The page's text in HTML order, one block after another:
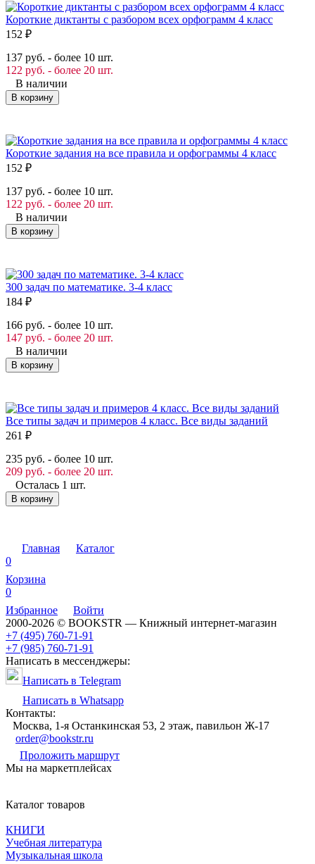
Короткие диктанты с разбором всех орфограмм 4 класс
152 ₽
137 руб. - более 10 шт.
122 руб. - более 20 шт.
В наличии
В корзину
Короткие задания на все правила и орфограммы 4 класс
152 ₽
137 руб. - более 10 шт.
122 руб. - более 20 шт.
В наличии
В корзину
300 задач по математике. 3-4 класс
184 ₽
166 руб. - более 10 шт.
147 руб. - более 20 шт.
В наличии
В корзину
Все типы задач и примеров 4 класс. Все виды заданий
261 ₽
235 руб. - более 10 шт.
209 руб. - более 20 шт.
Осталась 1 шт.
В корзину
Главная
Каталог
0
Корзина
0
Избранное
Войти
2000-2026 © BOOKSTR — Книжный интернет-магазин
+7 (495) 760-71-91
+7 (985) 760-71-91
Написать в мессенджеры:
Написать в Telegram
Написать в Whatsapp
Контакты:
Москва, 1-я Останкинская 53, 2 этаж, павильон Ж-17
order@bookstr.ru
Проложить маршрут
Мы на маркетплейсах
Каталог товаров
КНИГИ
Учебная литература
Музыкальная школа